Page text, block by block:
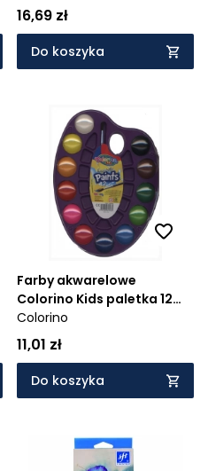
16,69 zł
Do koszyka
Farby akwarelowe
Colorino Kids paletka 12
Colorino
11,01 zł
Do koszyka